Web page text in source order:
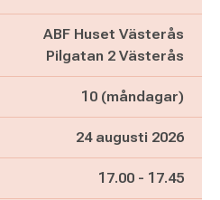
ABF Huset Västerås
Pilgatan 2 Västerås
10 (måndagar)
24 augusti 2026
Pågår mellan
17.00 - och
17.45